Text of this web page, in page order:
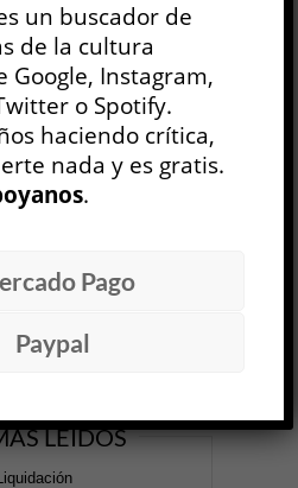
NÚMEROS
OP SEMANAL
LEÍDOS
un buscador de
de la cultura
Google, Instagram,
o Spotify.
haciendo crítica,
nada y es gratis.
.
Pago
Paypal